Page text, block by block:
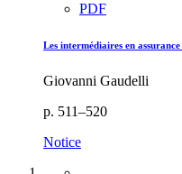
PDF
Les intermédiaires en
Giovanni Gaudelli
p. 511–520
Notice